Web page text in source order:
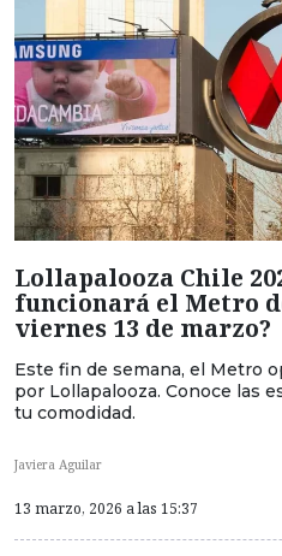
Lollapalooza Chile
funcionará el Metro
viernes 13 de marzo?
Este fin de semana, el Metro
por Lollapalooza. Conoce las
tu comodidad.
Javiera Aguilar
13 marzo, 2026 a las 15:37